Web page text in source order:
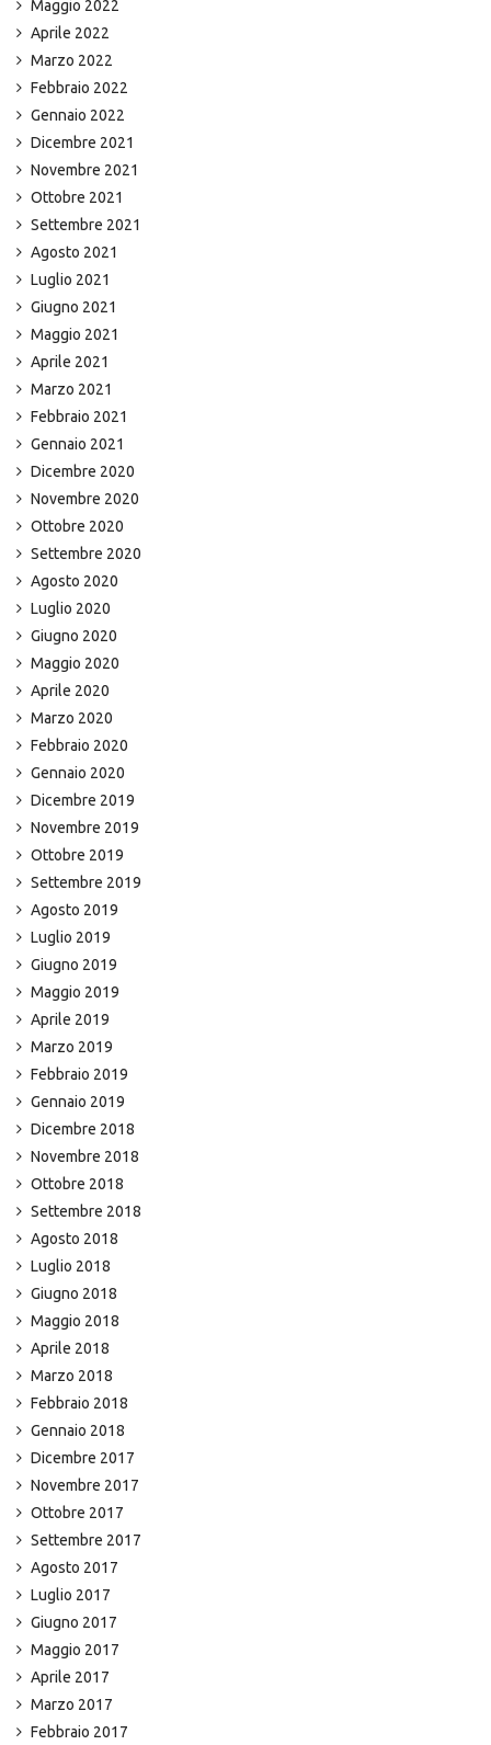
Maggio 2022
Aprile 2022
Marzo 2022
Febbraio 2022
Gennaio 2022
Dicembre 2021
Novembre 2021
Ottobre 2021
Settembre 2021
Agosto 2021
Luglio 2021
Giugno 2021
Maggio 2021
Aprile 2021
Marzo 2021
Febbraio 2021
Gennaio 2021
Dicembre 2020
Novembre 2020
Ottobre 2020
Settembre 2020
Agosto 2020
Luglio 2020
Giugno 2020
Maggio 2020
Aprile 2020
Marzo 2020
Febbraio 2020
Gennaio 2020
Dicembre 2019
Novembre 2019
Ottobre 2019
Settembre 2019
Agosto 2019
Luglio 2019
Giugno 2019
Maggio 2019
Aprile 2019
Marzo 2019
Febbraio 2019
Gennaio 2019
Dicembre 2018
Novembre 2018
Ottobre 2018
Settembre 2018
Agosto 2018
Luglio 2018
Giugno 2018
Maggio 2018
Aprile 2018
Marzo 2018
Febbraio 2018
Gennaio 2018
Dicembre 2017
Novembre 2017
Ottobre 2017
Settembre 2017
Agosto 2017
Luglio 2017
Giugno 2017
Maggio 2017
Aprile 2017
Marzo 2017
Febbraio 2017